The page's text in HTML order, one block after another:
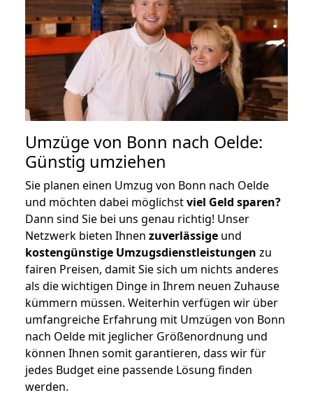
Umzüge von Bonn nach Oelde:
Günstig umziehen
Sie planen einen Umzug von Bonn nach Oelde
und möchten dabei möglichstviel Geld sparen?
Dann sind Sie bei uns genau richtig! Unser
Netzwerk bieten Ihnen zuverlässige und
kostengünstige Umzugsdienstleistungen zu
fairen Preisen, damit Sie sich um nichts anderes
als die wichtigen Dinge in Ihrem neuen Zuhause
kümmern müssen. Weiterhin verfügen wir über
umfangreiche Erfahrung mit Umzügen von Bonn
nach Oelde mit jeglicher Größenordnung und
können Ihnen somit garantieren, dass wir für
jedes Budget eine passende Lösung finden
werden.